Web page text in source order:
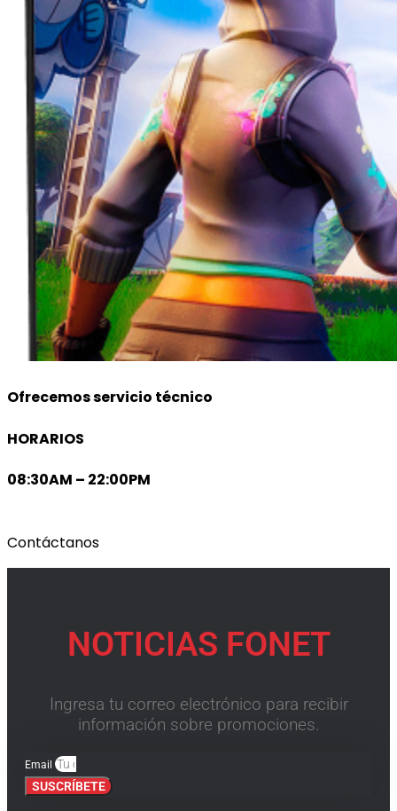
Ofrecemos servicio técnico
HORARIOS
08:30AM – 22:00PM
Contáctanos
NOTICIAS FONET
Ingresa tu correo electrónico para recibir
información sobre promociones.
Email
SUSCRÍBETE